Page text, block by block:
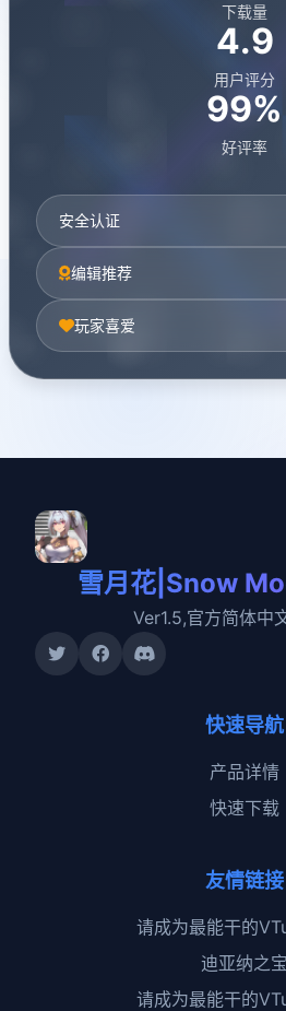
下载量
4.9
用户评分
99%
好评率
安全认证
编辑推荐
玩家喜爱
雪月花|Snow
Ver1.5,官方简体中
快速导航
产品详情
快速下载
友情链接
请成为最能干的
迪亚纳之宝
请成为最能干的